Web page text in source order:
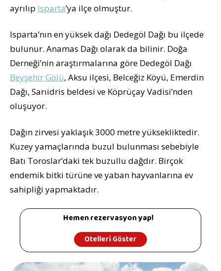
ayrılıp Isparta’ya ilçe olmuştur.
Isparta’nın en yüksek dağı Dedegöl Dağı bu ilçede
bulunur. Anamas Dağı olarak da bilinir. Doğa
Derneği’nin araştırmalarına göre Dedegöl Dağı
Beyşehir Gölü, Aksu ilçesi, Belceğiz Köyü, Emerdin
Dağı, Sarıidris beldesi ve Köprüçay Vadisi’nden
oluşuyor.
Dağın zirvesi yaklaşık 3000 metre yüksekliktedir.
Kuzey yamaçlarında buzul bulunması sebebiyle
Batı Toroslar’daki tek buzullu dağdır. Birçok
endemik bitki türüne ve yaban hayvanlarına ev
sahipliği yapmaktadır.
Hemen rezervasyon yap!
Otelleri Göster